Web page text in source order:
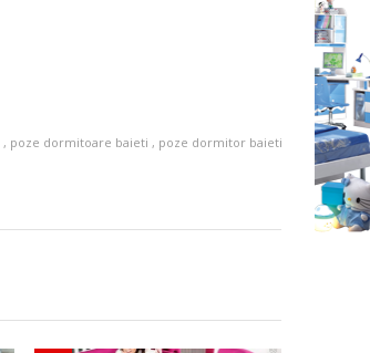
, poze dormitoare baieti , poze dormitor baieti